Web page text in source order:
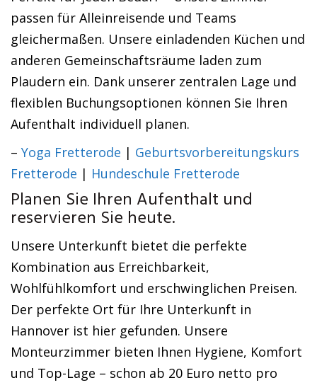
passen für Alleinreisende und Teams
gleichermaßen. Unsere einladenden Küchen und
anderen Gemeinschaftsräume laden zum
Plaudern ein. Dank unserer zentralen Lage und
flexiblen Buchungsoptionen können Sie Ihren
Aufenthalt individuell planen.
– Yoga Fretterode | Geburtsvorbereitungskurs
Fretterode | Hundeschule Fretterode
Planen Sie Ihren Aufenthalt und
reservieren Sie heute.
Unsere Unterkunft bietet die perfekte
Kombination aus Erreichbarkeit,
Wohlfühlkomfort und erschwinglichen Preisen.
Der perfekte Ort für Ihre Unterkunft in
Hannover ist hier gefunden. Unsere
Monteurzimmer bieten Ihnen Hygiene, Komfort
und Top-Lage – schon ab 20 Euro netto pro